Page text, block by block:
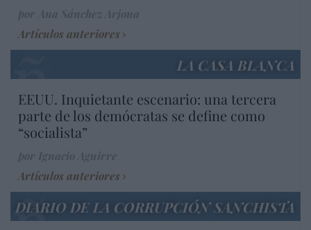
Artículos anteriores
LA CASA BLANCA
EEUU. Inquietante escenario: una tercera
parte de los demócratas se define como
“socialista”
Artículos anteriores
DIARIO DE LA CORRUPCIÓN SANCHISTA